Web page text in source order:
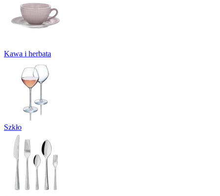
Kawa i herbata
Szkło